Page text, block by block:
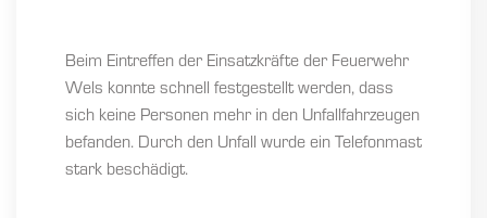
Beim Eintreffen der Einsatzkräfte der Feuerwehr
Wels konnte schnell festgestellt werden, dass
sich keine Personen mehr in den Unfallfahrzeugen
befanden. Durch den Unfall wurde ein Telefonmast
stark beschädigt.